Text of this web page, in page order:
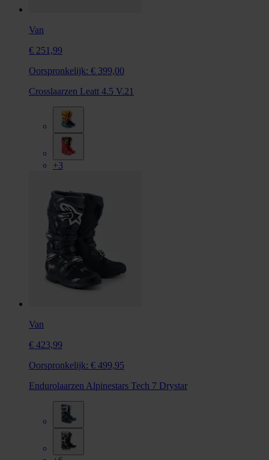
Van
€ 251,99
Oorspronkelijk: € 399,00
Crosslaarzen Leatt 4.5 V.21
+3
Van
€ 423,99
Oorspronkelijk: € 499,95
Endurolaarzen Alpinestars Tech 7 Drystar